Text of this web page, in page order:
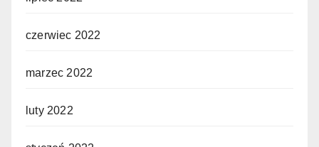
czerwiec 2022
marzec 2022
luty 2022